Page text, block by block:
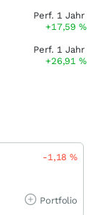
Perf. 1 Jahr
+17,59%
Perf. 1 Jahr
+26,91%
-1,18%
Portfolio